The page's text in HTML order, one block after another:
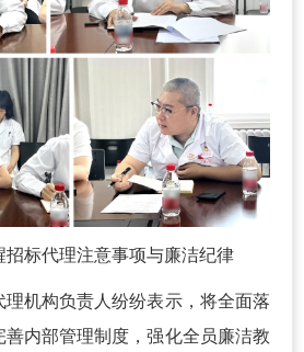
招标代理注意事项与廉洁纪律
机构负责人纷纷表示，将全面落
善内部管理制度，强化全员廉洁教